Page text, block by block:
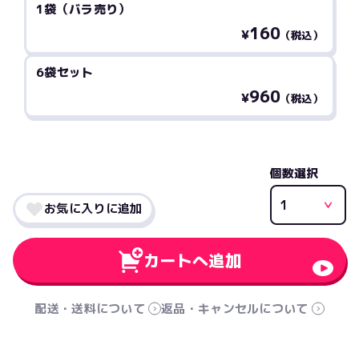
1袋（バラ売り）
¥160（税込）
6袋セット
¥960（税込）
個数選択
カートへ追加
お気に入りに追加
配送・送料について 返品・キャンセルについて